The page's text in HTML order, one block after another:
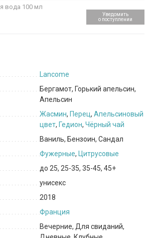
вода 100 мл
Уведомить
о поступлении
Lancome
Бергамот, Горький апельсин,
Апельсин
Жасмин, Перец, Апельсиновый
цвет, Гедион, Чёрный чай
Ваниль, Бензоин, Сандал
Фужерные, Цитрусовые
до 25, 25-35, 35-45, 45+
унисекс
2018
Франция
Вечерние, Для свиданий,